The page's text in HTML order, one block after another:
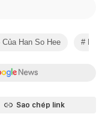
Han So Hee
Sao chép link